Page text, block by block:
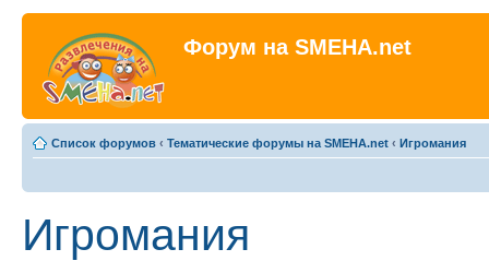
Форум на SMEHA.net
Список форумов ‹ Тематические форумы на SMEHA.net ‹ Игромания
Игромания